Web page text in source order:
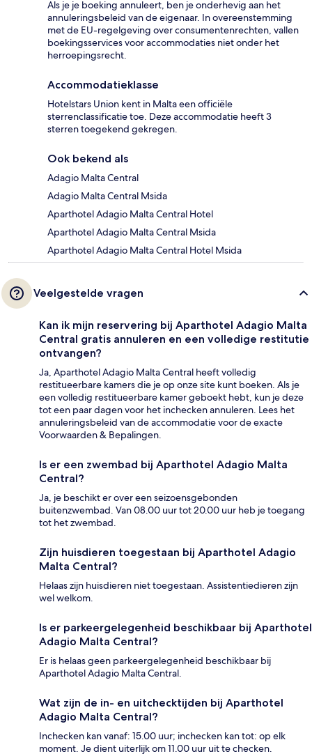
Als je je boeking annuleert, ben je onderhevig aan het
annuleringsbeleid van de eigenaar. In overeenstemming
met de EU-regelgeving over consumentenrechten, vallen
boekingsservices voor accommodaties niet onder het
herroepingsrecht.
Accommodatieklasse
Hotelstars Union kent in Malta een officiële
sterrenclassificatie toe. Deze accommodatie heeft 3
sterren toegekend gekregen.
Ook bekend als
Adagio Malta Central
Adagio Malta Central Msida
Aparthotel Adagio Malta Central Hotel
Aparthotel Adagio Malta Central Msida
Aparthotel Adagio Malta Central Hotel Msida
Veelgestelde vragen
Kan ik mijn reservering bij Aparthotel Adagio Malta
Central gratis annuleren en een volledige restitutie
ontvangen?
Ja, Aparthotel Adagio Malta Central heeft volledig
restitueerbare kamers die je op onze site kunt boeken. Als je
een volledig restitueerbare kamer geboekt hebt, kun je deze
tot een paar dagen voor het inchecken annuleren. Lees het
annuleringsbeleid van de accommodatie voor de exacte
Voorwaarden & Bepalingen.
Is er een zwembad bij Aparthotel Adagio Malta
Central?
Ja, je beschikt er over een seizoensgebonden
buitenzwembad. Van 08.00 uur tot 20.00 uur heb je toegang
tot het zwembad.
Zijn huisdieren toegestaan bij Aparthotel Adagio
Malta Central?
Helaas zijn huisdieren niet toegestaan. Assistentiedieren zijn
wel welkom.
Is er parkeergelegenheid beschikbaar bij Aparthotel
Adagio Malta Central?
Er is helaas geen parkeergelegenheid beschikbaar bij
Aparthotel Adagio Malta Central.
Wat zijn de in- en uitchecktijden bij Aparthotel
Adagio Malta Central?
Inchecken kan vanaf: 15.00 uur; inchecken kan tot: op elk
moment. Je dient uiterlijk om 11.00 uur uit te checken.